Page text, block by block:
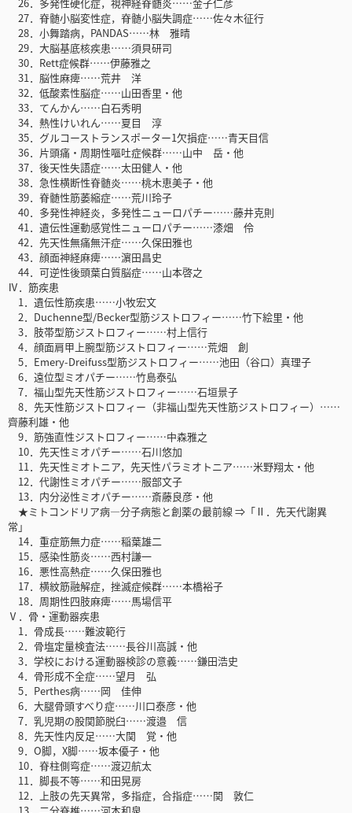
27．脊髄小脳変性症，脊髄小脳失調症……佐々木征行
28．小舞踏病，PANDAS……林 雅晴
29．大脳基底核疾患……須貝研司
30．Rett症候群……伊藤雅之
31．脳性麻痺……荒井 洋
32．低酸素性脳症……山田香里・他
33．てんかん……白石秀明
34．熱性けいれん……夏目 淳
35．グルコーストランスポーター1欠損症……青天目信
36．片頭痛・周期性嘔吐症候群……山中 岳・他
37．後天性失語症……太田健人・他
38．急性横断性脊髄炎……桃木恵美子・他
39．脊髄性筋萎縮症……荒川玲子
40．多発性神経炎，多発性ニューロパチー……藤井克則
41．遺伝性運動感覚性ニューロパチー……漆畑 伶
42．先天性無痛無汗症……久保田雅也
43．顔面神経麻痺……濵田昌史
44．可逆性後頭葉白質脳症……山本啓之
Ⅳ．筋疾患
1．遺伝性筋疾患……小牧宏文
2．Duchenne型/Becker型筋ジストロフィー……竹下絵里・他
3．肢帯型筋ジストロフィー……村上信行
4．顔面肩甲上腕型筋ジストロフィー……荒畑 創
5．Emery-Dreifuss型筋ジストロフィー……池田（谷口）真理子
6．遠位型ミオパチー……竹島泰弘
7．福山型先天性筋ジストロフィー……石垣景子
8．先天性筋ジストロフィー（非福山型先天性筋ジストロフィー）……
齊藤利雄・他
9．筋強直性ジストロフィー……中森雅之
10．先天性ミオパチー……石川悠加
11．先天性ミオトニア，先天性パラミオトニア……米野翔太・他
12．代謝性ミオパチー……服部文子
13．内分泌性ミオパチー……斎藤良彦・他
★ミトコンドリア病―分子病態と創薬の最前線 ⇒「Ⅱ．先天代謝異
常」
14．重症筋無力症……稲葉雄二
15．感染性筋炎……西村謙一
16．悪性高熱症……久保田雅也
17．横紋筋融解症，挫滅症候群……本橋裕子
18．周期性四肢麻痺……馬場信平
Ⅴ．骨・運動器疾患
1．骨成長……難波範行
2．骨塩定量検査法……長谷川高誠・他
3．学校における運動器検診の意義……鎌田浩史
4．骨形成不全症……望月 弘
5．Perthes病……岡 佳伸
6．大腿骨頭すべり症……川口泰彦・他
7．乳児期の股関節脱臼……渡邉 信
8．先天性内反足……大関 覚・他
9．O脚，X脚……坂本優子・他
10．脊柱側弯症……渡辺航太
11．脚長不等……和田晃房
12．上肢の先天異常，多指症，合指症……関 敦仁